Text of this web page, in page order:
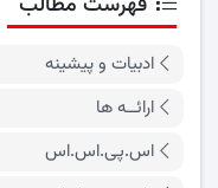
ادبیات و پیشینه
ارائــه ها
اس.پی.اس.اس